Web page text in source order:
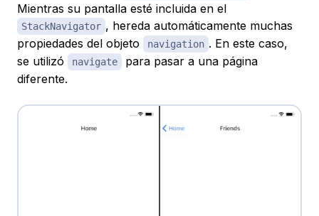
Mientras su pantalla esté incluida en el
StackNavigator , hereda automáticamente muchas
propiedades del objeto
navigation . En este caso,
se utilizó
navigate
para pasar a una página
diferente.